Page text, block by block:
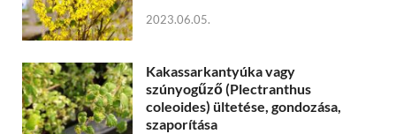
2023.06.05.
Kakassarkantyúka vagy
szúnyogűző (Plectranthus
coleoides) ültetése, gondozása,
szaporítása